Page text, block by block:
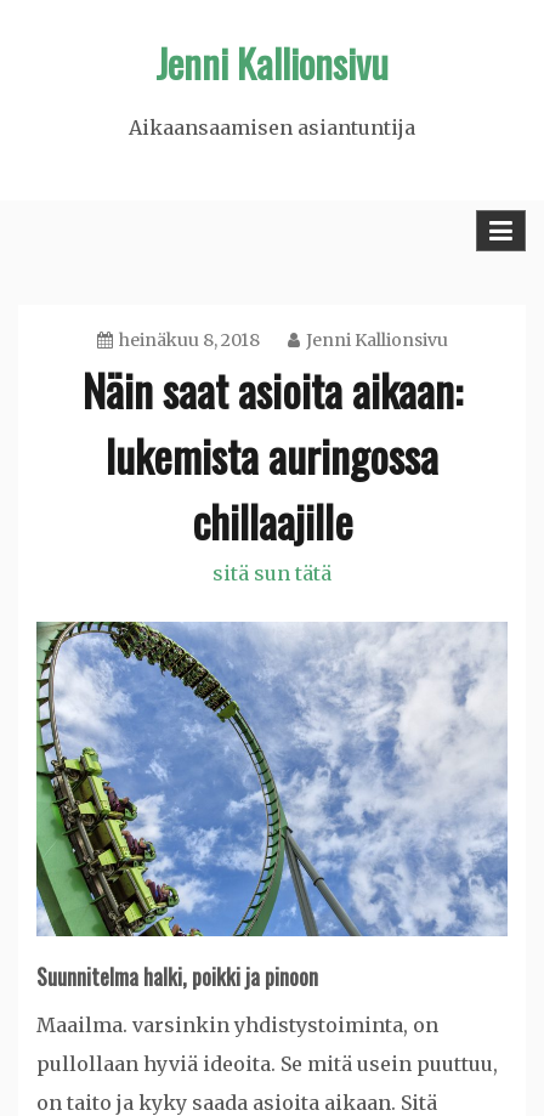
Jenni Kallionsivu
Aikaansaamisen asiantuntija
heinäkuu 8, 2018 Jenni Kallionsivu
Näin saat asioita aikaan:
lukemista auringossa
chillaajille
sitä sun tätä
Suunnitelma halki, poikki ja pinoon
Maailma. varsinkin yhdistystoiminta, on
pullollaan hyviä ideoita. Se mitä usein puuttuu,
on taito ja kyky saada asioita aikaan. Sitä